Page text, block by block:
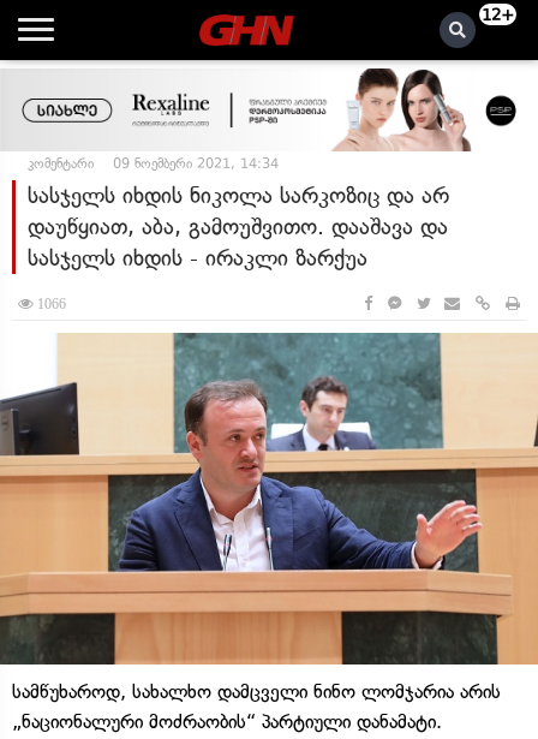
12+
კომენტარი 09 ნოემბერი 2021, 14:34
სასჯელს იხდის ნიკოლა სარკოზიც და არ
დაუწყიათ, აბა, გამოუშვითო. დააშავა და
სასჯელს იხდის - ირაკლი ზარქუა
1066
სამწუხაროდ, სახალხო დამცველი ნინო ლომჯარია არის
„ნაციონალური მოძრაობის“ პარტიული დანამატი.